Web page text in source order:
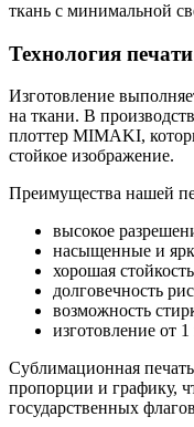
ткань с минимальной
Технология
Изготовление
на ткани. В
плоттер MIMAKI,
стойкое изображение.
Преимущества нашей
высокое
насыщенные и
хорошая
долговечность
возможность
изготовление от
Сублимационная печать
пропорции и графику,
государственных